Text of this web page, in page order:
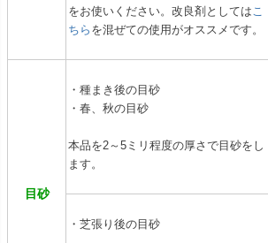
をお使いください。改良剤としては こ
ちら を混ぜての使用がオススメです。
目砂
・種まき後の目砂
・春、秋の目砂
本品を2～5ミリ程度の厚さで目砂をし
ます。
・芝張り後の目砂